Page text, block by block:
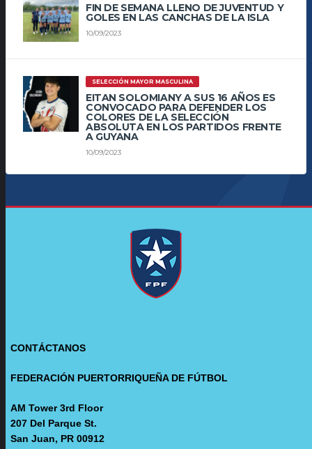
FIN DE SEMANA LLENO DE JUVENTUD Y
GOLES EN LAS CANCHAS DE LA ISLA
10/09/2023
SELECCIÓN MAYOR MASCULINA
EITAN SOLOMIANY A SUS 16 AÑOS ES
CONVOCADO PARA DEFENDER LOS
COLORES DE LA SELECCIÓN
ABSOLUTA EN LOS PARTIDOS FRENTE
A GUYANA
10/09/2023
CONTÁCTANOS
FEDERACIÓN PUERTORRIQUEÑA DE FÚTBOL
AM Tower 3rd Floor
207 Del Parque St.
San Juan, PR 00912